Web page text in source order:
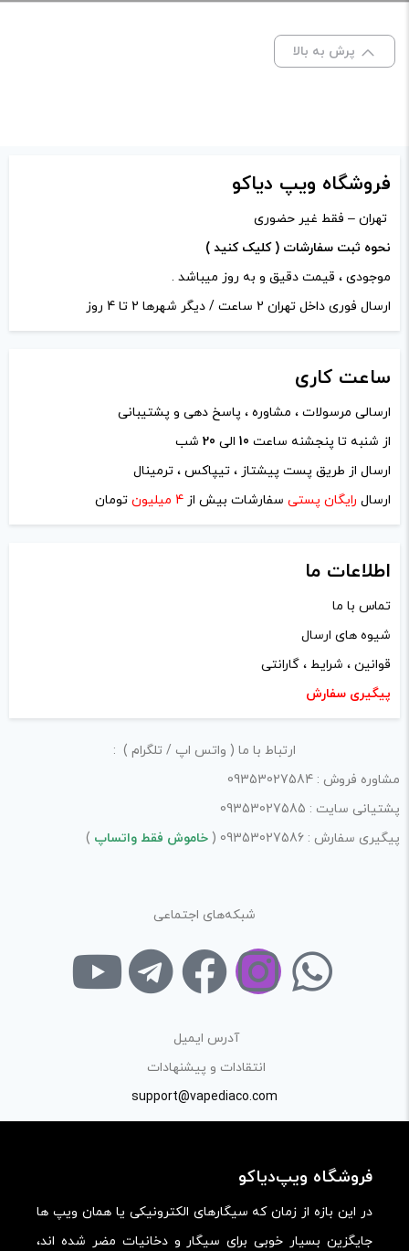
برای فعال شدن سبد خرید و نمایش قیمت ، گزینه های محصول را
افزودن به سبد خرید
پرش به بالا
فروشگاه ویپ دیاکو
تهران – فقط غیر حضوری
نحوه ثبت سفارشات ( کلیک کنید )
موجودی ، قیمت دقیق و به روز میباشد .
ارسال فوری داخل تهران 2 ساعت / دیگر شهرها 2 تا 4 روز
ساعت کاری
ارسالی مرسولات ، مشاوره ، پاسخ دهی و پشتیبانی
از شنبه تا پنجشنه ساعت 10 الی 20 شب
ارسال از طریق پست پیشتاز ، تیپاکس ، ترمینال
ارسال رایگان پستی سفارشات بیش از 4 میلیون تومان
اطلاعات ما
تماس با ما
شیوه های ارسال
قوانین ، شرایط ، گارانتی
پیگیری سفارش
ارتباط با ما ( واتس اپ / تلگرام ) :
مشاوره فروش : 09353027584
پشتیانی سایت : 09353027585
پیگیری سفارش : 09353027586 (
خاموش فقط واتساپ )
شبکه‌های اجتماعی
آدرس ایمیل
انتقادات و پیشنهادات
support@vapediaco.com
فروشگاه ویپ‌دیاکو
در این بازه از زمان که سیگارهای الکترونیکی یا همان ویپ ها
جایگزین بسیار خوبی برای سیگار و دخانیات مضر شده اند،